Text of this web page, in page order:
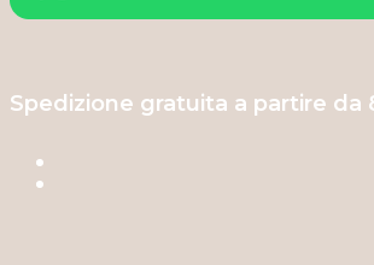
Spedizione gratuita a partire da